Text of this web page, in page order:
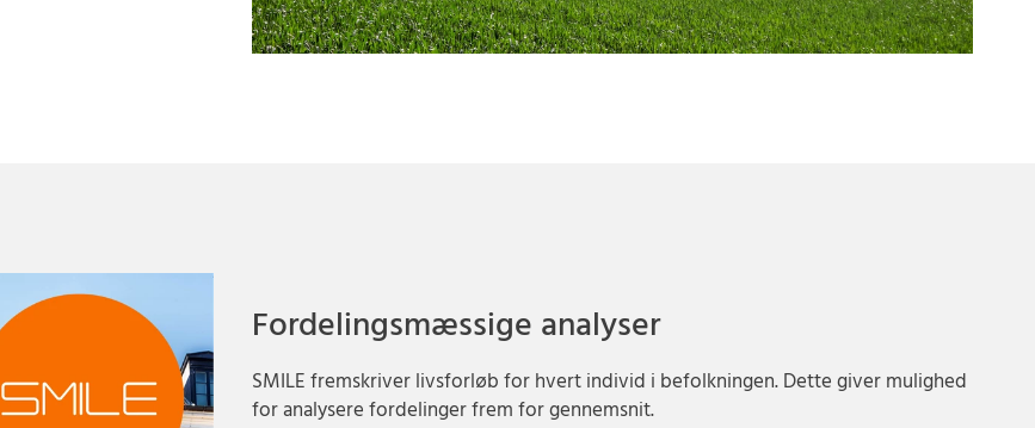
Fordelingsmæssige analyser
SMILE fremskriver livsforløb for hvert individ i befolkningen. Dette giver mulighed
for analysere fordelinger frem for gennemsnit.